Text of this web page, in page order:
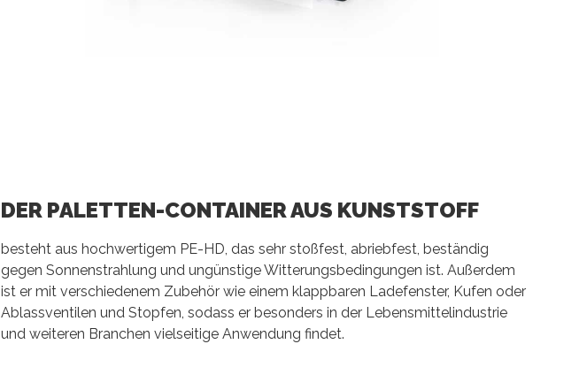
DER PALETTEN-CONTAINER AUS KUNSTSTOFF
besteht aus hochwertigem PE-HD, das sehr stoßfest, abriebfest, beständig
gegen Sonnenstrahlung und ungünstige Witterungsbedingungen ist. Außerdem
ist er mit verschiedenem Zubehör wie einem klappbaren Ladefenster, Kufen oder
Ablassventilen und Stopfen, sodass er besonders in der Lebensmittelindustrie
und weiteren Branchen vielseitige Anwendung findet.